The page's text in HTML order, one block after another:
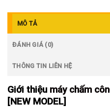
MÔ TẢ
ĐÁNH GIÁ (0)
THÔNG TIN LIÊN HỆ
Giới thiệu máy chấm
[NEW MODEL]